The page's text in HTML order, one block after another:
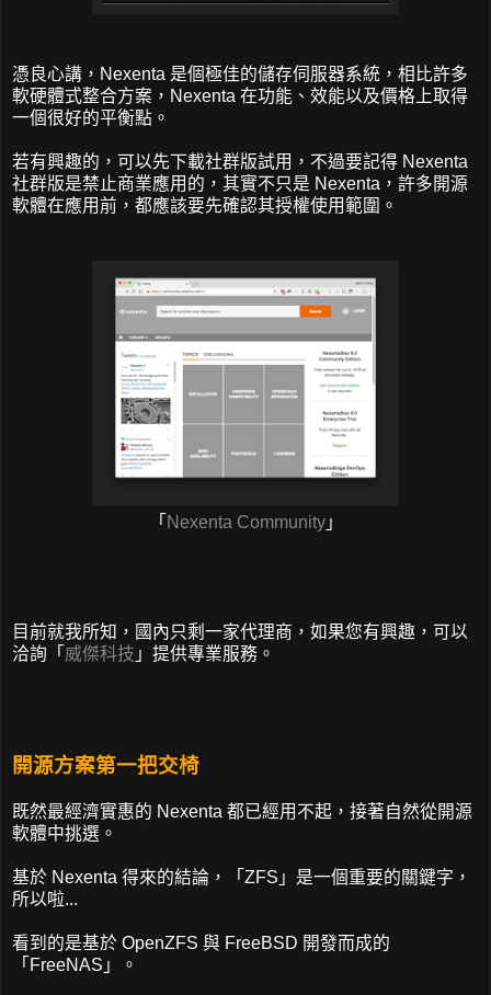
憑良心講，Nexenta 是個極佳的儲存伺服器系統，相比許多
軟硬體式整合方案，Nexenta 在功能、效能以及價格上取得
一個很好的平衡點。
若有興趣的，可以先下載社群版試用 ，不過要記得 Nexenta
社群版是禁止商業應用的，其實不只是 Nexenta，許多開源
軟體在應用前，都應該要先確認其授權使用範圍。
「 Nexenta Community」
目前就我所知，國內只剩一家代理商，如果您有興趣，可以
洽詢「 威傑科技 」提供專業服務。
開源方案第一把交椅
既然最經濟實惠的 Nexenta 都已經用不起，接著自然從開源
軟體中挑選。
基於 Nexenta 得來的結論，「ZFS」是一個重要的關鍵字，
所以啦...
看到的是基於 OpenZFS 與 FreeBSD 開發而成的
「FreeNAS」。